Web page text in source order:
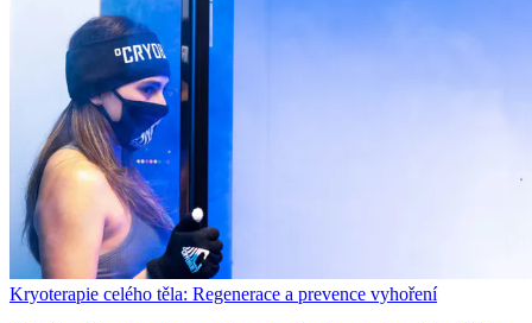
Kryoterapie celého těla: Regenerace a prevence vyhoření